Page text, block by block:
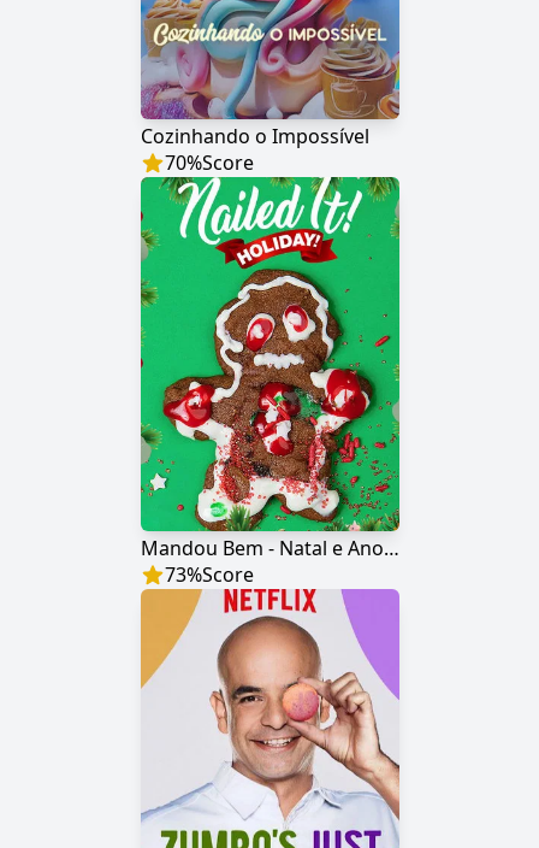
Cozinhando o Impossível
70%Score
Mandou Bem - Natal e Ano Novo
73%Score